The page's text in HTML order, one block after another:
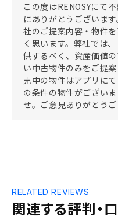
この度はRENOSYにて
にありがとうございま
社のご提案内容・物件
く思います。弊社では
供するべく、資産価値
い中古物件のみをご提
売中の物件はアプリに
の条件の物件がござい
せ。ご意見ありがとうご
関連する評判・
RELATED REVIEWS